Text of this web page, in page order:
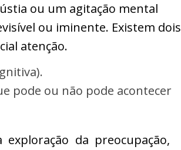
ou um agitação mental
ou iminente. Existem dois
atenção.
pode ou não pode acontecer
da preocupação,